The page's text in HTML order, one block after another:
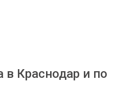
в Краснодар и по